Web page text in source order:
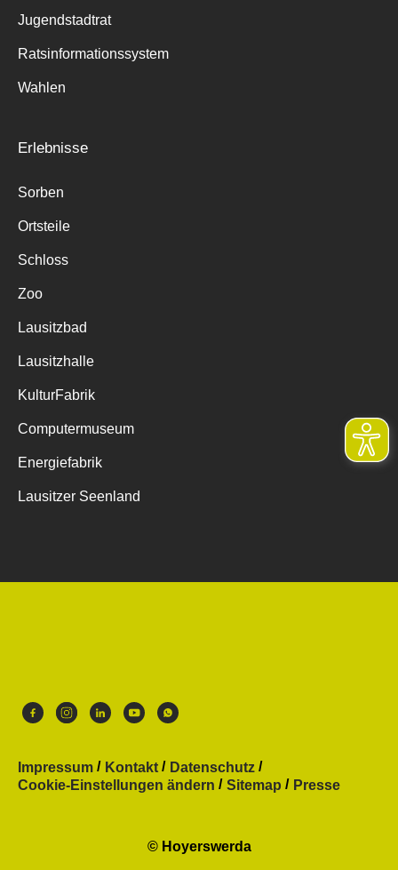
Jugendstadtrat
Ratsinformationssystem
Wahlen
Erlebnisse
Sorben
Ortsteile
Schloss
Zoo
Lausitzbad
Lausitzhalle
KulturFabrik
Computermuseum
Energiefabrik
Lausitzer Seenland
Impressum Kontakt
Datenschutz
Cookie-Einstellungen ändern
Sitemap Presse
© Hoyerswerda